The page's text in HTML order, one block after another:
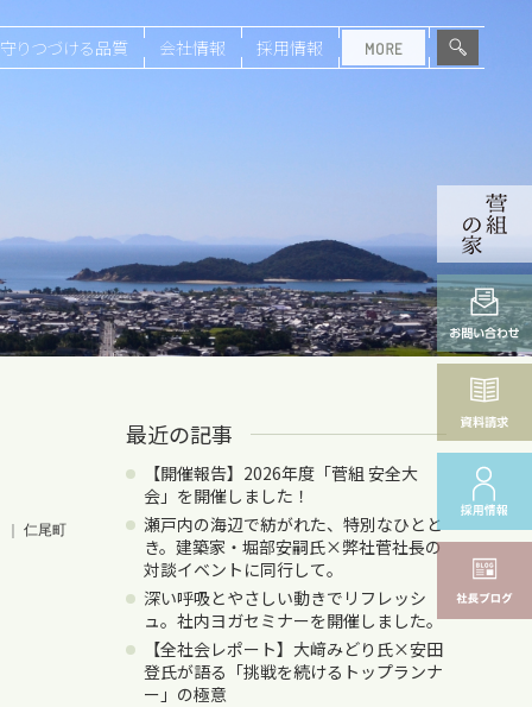
りつづける品質 会社情報 採用情報
仁尾町
最近の記事
【開催報告】2026年度「菅組 安全大
会」を開催しました！
瀬戸内の海辺で紡がれた、特別なひとと
き。建築家・堀部安嗣氏×弊社菅社長の
対談イベントに同行して。
深い呼吸とやさしい動きでリフレッシ
ュ。社内ヨガセミナーを開催しました。
【全社会レポート】大﨑みどり氏×安田
登氏が語る「挑戦を続けるトップランナ
ー」の極意